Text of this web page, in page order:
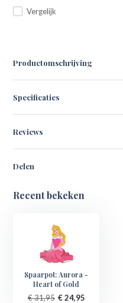
Vergelijk
Productomschrijving
Specificaties
Reviews
Delen
Recent bekeken
Spaarpot: Aurora -
Heart of Gold
€ 31,95 € 24,95